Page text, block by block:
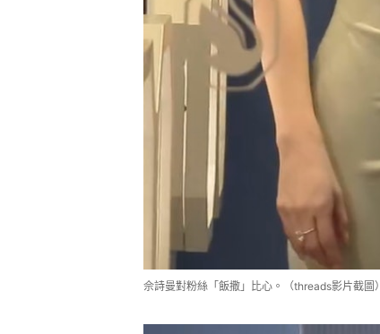
佘詩曼對粉絲「飯撒」比心。（threads影片截圖）